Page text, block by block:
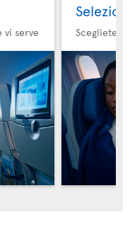
vi serve Scegliete il